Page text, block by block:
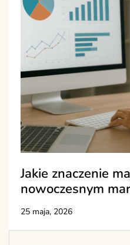
Jakie znaczenie
nowoczesnym
25 maja, 2026